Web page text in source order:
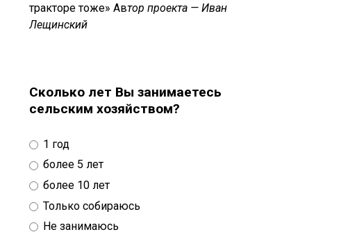
тракторе тоже» Автор проекта — Иван
Лещинский
Сколько лет Вы занимаетесь
сельским хозяйством?
1 год
более 5 лет
более 10 лет
Только собираюсь
Не занимаюсь